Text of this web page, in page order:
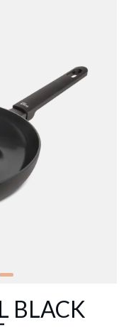
BLACK